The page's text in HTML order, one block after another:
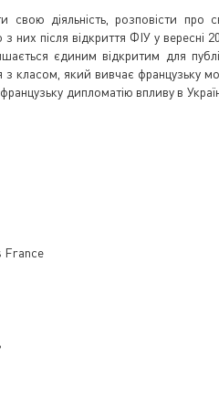
діяльність, розповісти про
них після відкриття ФІУ у вересні
єдиним відкритим для
з класом, який вивчає французьку
дипломатію впливу в
France